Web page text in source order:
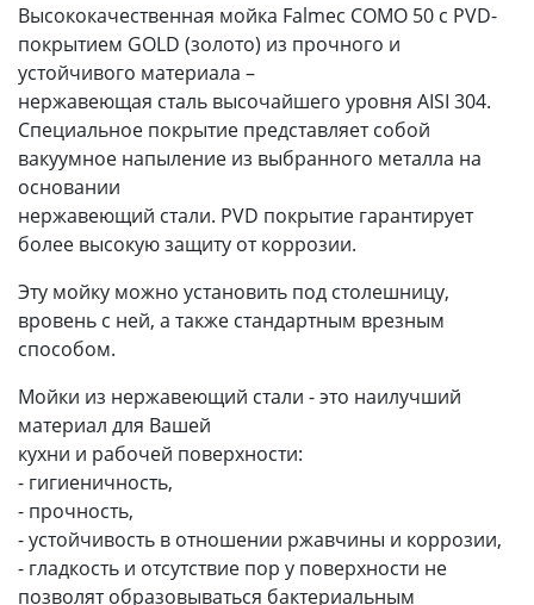
Высококачественная мойка Falmec COMO 50 с PVD-
покрытием GOLD (золото) из прочного и
устойчивого материала –
нержавеющая сталь высочайшего уровня AISI 304.
Специальное покрытие представляет собой
вакуумное напыление из выбранного металла на
основании
нержавеющий стали. PVD покрытие гарантирует
более высокую защиту от коррозии.
Эту мойку можно установить под столешницу,
вровень с ней, а также стандартным врезным
способом.
Мойки из нержавеющий стали - это наилучший
материал для Вашей
кухни и рабочей поверхности:
- гигиеничность,
- прочность,
- устойчивость в отношении ржавчины и коррозии,
- гладкость и отсутствие пор у поверхности не
позволят образовываться бактериальным